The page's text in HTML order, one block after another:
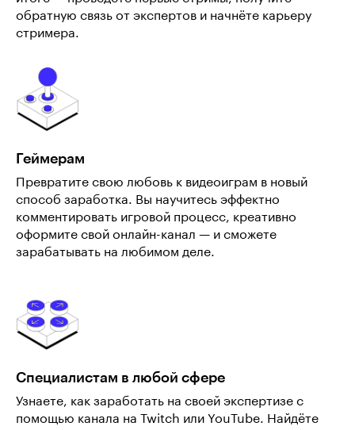
обратную связь от экспертов и начнёте карьеру
стримера.
Геймерам
Превратите свою любовь к видеоиграм в новый
способ заработка. Вы научитесь эффектно
комментировать игровой процесс, креативно
оформите свой онлайн-канал — и сможете
зарабатывать на любимом деле.
Специалистам в любой сфере
Узнаете, как заработать на своей экспертизе с
помощью канала на Twitch или YouTube. Найдёте